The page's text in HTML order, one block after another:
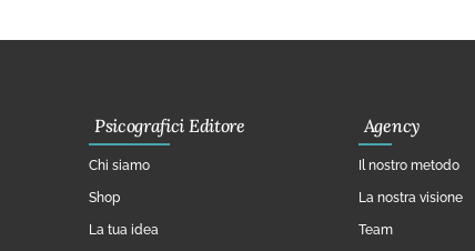
Psicografici Editore
Chi siamo
Shop
La tua idea
Agency
Il nostro metodo
La nostra visione
Team